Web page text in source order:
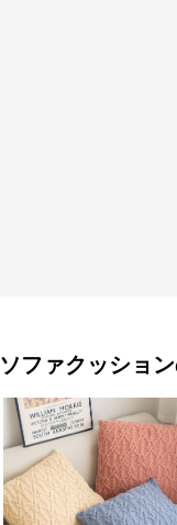
ソファクッション